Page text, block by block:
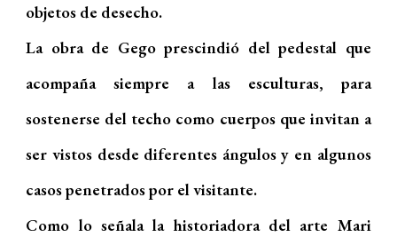
objetos de desecho.
La obra de Gego prescindió del pedestal que
acompaña siempre a las esculturas, para
sostenerse del techo como cuerpos que invitan a
ser vistos desde diferentes ángulos y en algunos
casos penetrados por el visitante.
Como lo señala la historiadora del arte Mari